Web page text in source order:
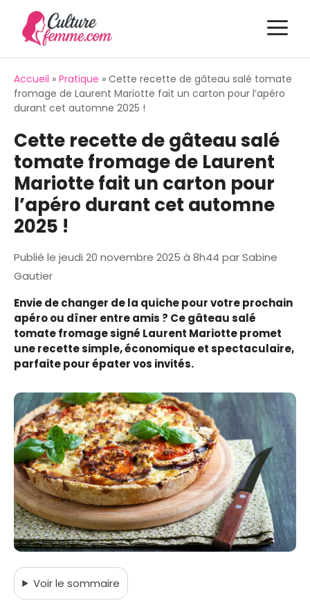
contenu
Accueil » Pratique » Cette recette de gâteau salé tomate
fromage de Laurent Mariotte fait un carton pour l’apéro
durant cet automne 2025 !
Cette recette de gâteau salé
tomate fromage de Laurent
Mariotte fait un carton pour
l’apéro durant cet automne
2025 !
Publié le jeudi 20 novembre 2025 à 8h44 parSabine
Gautier
Envie de changer de la quiche pour votre prochain
apéro ou dîner entre amis ? Ce gâteau salé
tomate fromage signé Laurent Mariotte promet
une recette simple, économique et spectaculaire,
parfaite pour épater vos invités.
Voirle sommaire